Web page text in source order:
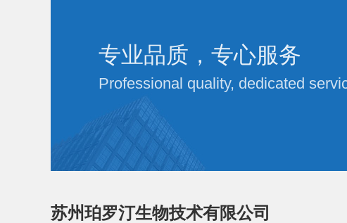
专业品质，专心服务
Professional quality, dedicated
苏州珀罗汀生物技术有限公司